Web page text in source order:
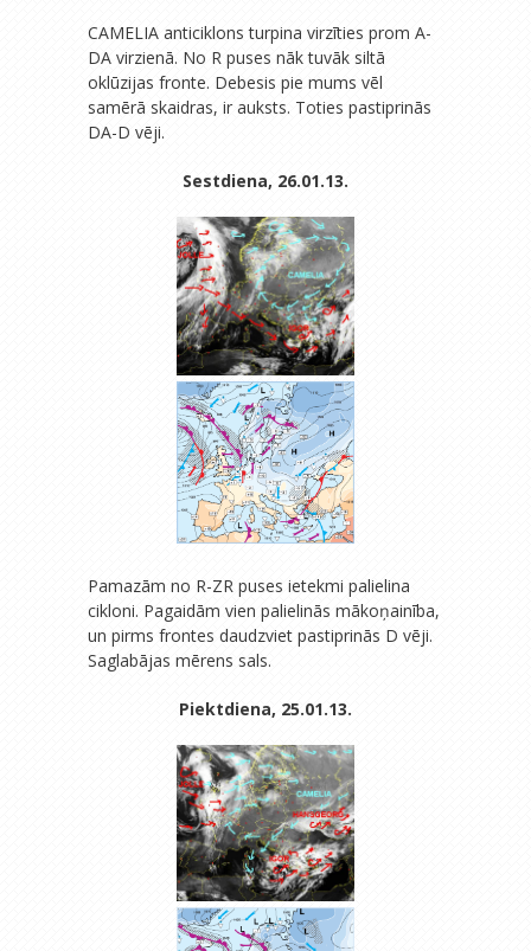
CAMELIA anticiklons turpina virzīties prom A-
DA virzienā. No R puses nāk tuvāk siltā
oklūzijas fronte. Debesis pie mums vēl
samērā skaidras, ir auksts. Toties pastiprinās
DA-D vēji.
Sestdiena, 26.01.13.
Pamazām no R-ZR puses ietekmi palielina
cikloni. Pagaidām vien palielinās mākoņainība,
un pirms frontes daudzviet pastiprinās D vēji.
Saglabājas mērens sals.
Piektdiena, 25.01.13.